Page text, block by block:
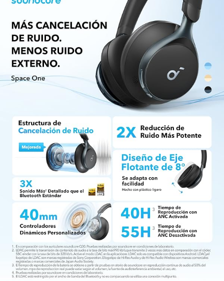
resolución, con 3 veces más detalles que los
códecs Bluetooth estándar para poder
escuchar cada detalle sin cables que molesten.
40 HORAS DE TIEMPO DE REPRODUCCIÓN CON
ANC: Disfruta de viajes maravillosos con 40
horas de tiempo de reproducción con ANC
activada. 55 horas de música continua con ANC
desactivada garantiza entretenimiento ilimitado
sin problemas de batería.
DISEÑADOS PARA OFRECER COMODIDAD Y
ESTILO: Las orejeras giratorias de 8°,
elegantemente diseñadas, se adaptan
fácilmente a los contornos de cualquier cabeza
y una suave diadema integrada distribuye
uniformemente la presión para un uso natural
prolongado.